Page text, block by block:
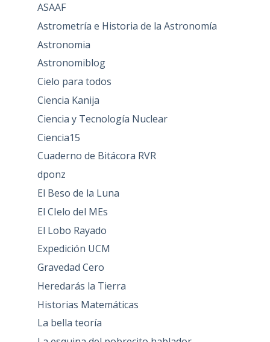
ASAAF
Astrometría e Historia de la Astronomía
Astronomia
Astronomiblog
Cielo para todos
Ciencia Kanija
Ciencia y Tecnología Nuclear
Ciencia15
Cuaderno de Bitácora RVR
dponz
El Beso de la Luna
El CIelo del MEs
El Lobo Rayado
Expedición UCM
Gravedad Cero
Heredarás la Tierra
Historias Matemáticas
La bella teoría